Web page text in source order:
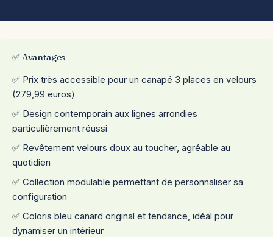
✅ Avantages
✅ Prix très accessible pour un canapé 3 places en velours
(279,99 euros)
✅ Design contemporain aux lignes arrondies
particulièrement réussi
✅ Revêtement velours doux au toucher, agréable au
quotidien
✅ Collection modulable permettant de personnaliser sa
configuration
✅ Coloris bleu canard original et tendance, idéal pour
dynamiser un intérieur